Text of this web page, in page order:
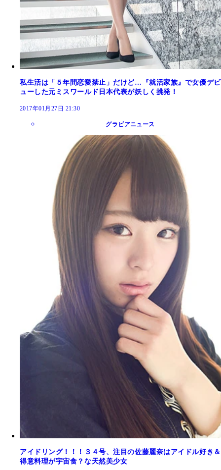
私生活は「５年間恋愛禁止」だけど…『就活家族』で女優デビ
ューした元ミスワールド日本代表が妖しく挑発！
2017年01月27日 21:30
グラビアニュース
アイドリング！！！３４号、注目の佐藤麗奈はアイドル好き＆
得意料理が宇宙食？な天然美少女